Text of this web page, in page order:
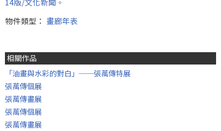
物件類型： 畫廊年表
相關作品
「油畫與水彩的對白」──張萬傳特展
張萬傳個展
張萬傳畫展
張萬傳個展
張萬傳畫展